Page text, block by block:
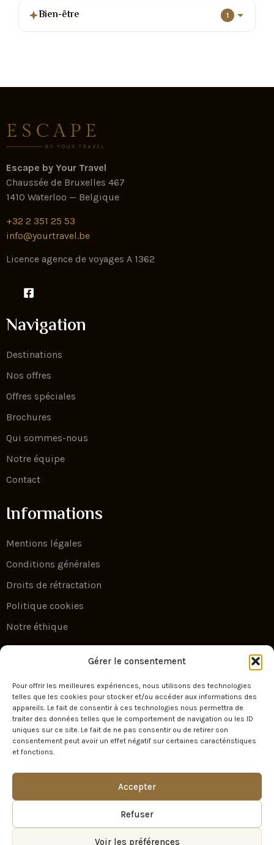
Gérer le consentement
Pour offrir les meilleures expériences, nous utilisons des technologies
telles que les cookies pour stocker et/ou accéder aux informations des
appareils. Le fait de consentir à ces technologies nous permettra de
traiter des données telles que le comportement de navigation ou les ID
uniques sur ce site. Le fait de ne pas consentir ou de retirer son
consentement peut avoir un effet négatif sur certaines caractéristiques
et fonctions.
Accepter
Refuser
Voir les préférences
Bien-être 1
Escape by Your Travel
Chaussée de Bruxelles 467
1410 Waterloo — Belgique
+32 2 351 25 53
info@yourtravel.be
Licence agence de voyages A 1362
Navigation
Destinations
Nos offres
Offres spéciales
Brochures
Qui sommes-nous
Notre équipe
Contact
Informations
Mentions légales
Conditions générales
Droits de rétractation
Politique cookies
Notre éthique
Escape by Your Travel — l’art du voyage sur
mesure. Recevez nos plus belles idées
d’évasion et nos offres exclusives.